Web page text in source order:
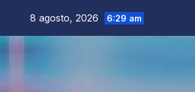
contenido
8 agosto, 2026 6:29 am